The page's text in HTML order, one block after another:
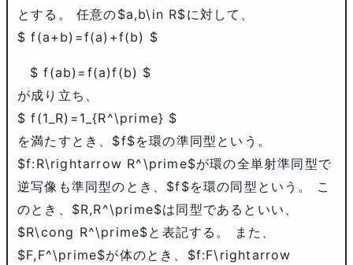
とする。 任意の$a,b\in R$に対して、
$ f(a+b)=f(a)+f(b) $
$ f(ab)=f(a)f(b) $
が成り立ち、
$ f(1_R)=1_{R^\prime} $
を満たすとき、 $f$を環の準同型という。
$f:R\rightarrow R^\prime$が環の全単射準同型で
逆写像も準同型のとき、 $f$を環の同型という。 こ
のとき、 $R,R^\prime$は同型であるといい、
$R\cong R^\prime$と表記する。 また、
$F,F^\prime$が体のとき、 $f:F\rightarrow